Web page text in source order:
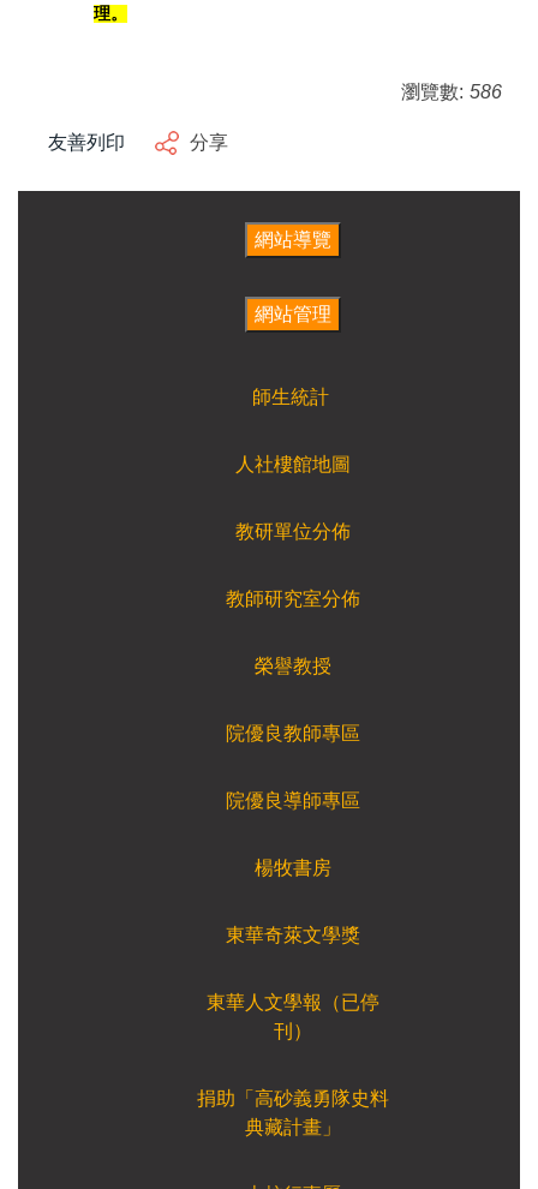
理。
瀏覽數: 586
友善列印 分享
師生統計
人社樓館地圖
教研單位分佈
教師研究室分佈
榮譽教授
院優良教師專區
院優良導師專區
楊牧書房
東華奇萊文學獎
東華人文學報（已停
刊）
捐助「高砂義勇隊史料
典藏計畫」